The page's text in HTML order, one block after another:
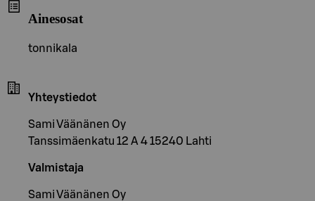
Ainesosat
tonnikala
Yhteystiedot
Sami Väänänen Oy
Tanssimäenkatu 12 A 4 15240 Lahti
Valmistaja
Sami Väänänen Oy